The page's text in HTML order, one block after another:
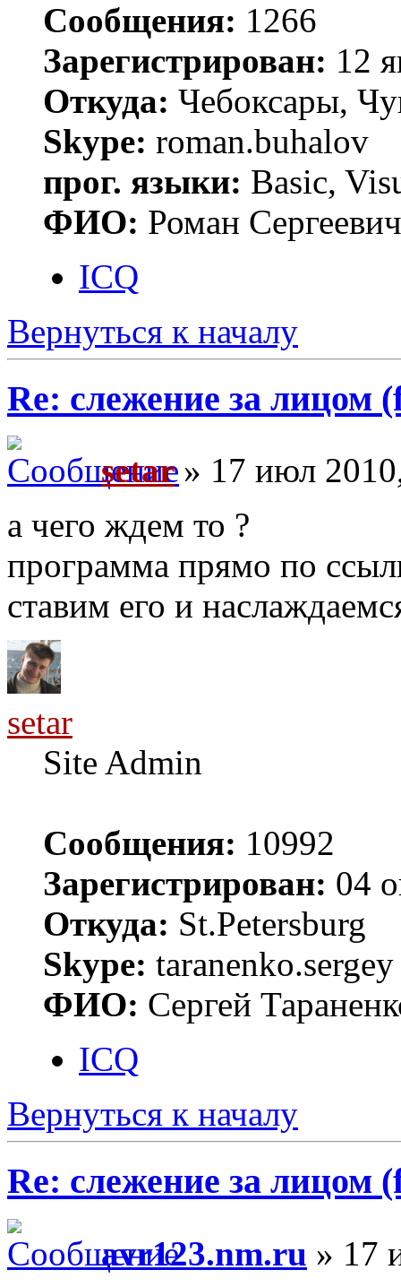
Сообщения: 1266
Зарегистрирован: 12
Откуда: Чебоксары,
Skype: roman.buhalov
прог. языки: Basic,
ФИО: Роман Сергеевич
ICQ
Вернуться к началу
Re: слежение за лицом
setar» 17 июл
а чего ждем то ?
программа прямо по
ставим его и
setar
Site Admin
Сообщения: 10992
Зарегистрирован: 04
Откуда: St.Petersburg
Skype: taranenko.sergey
ФИО: Сергей
ICQ
Вернуться к началу
Re: слежение за лицом
avr123.nm.ru » 17